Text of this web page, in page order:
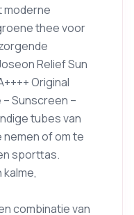
thee voor
Relief Sun
Original
– Sunscreen –
tubes van
of om te
sporttas.
combinatie van